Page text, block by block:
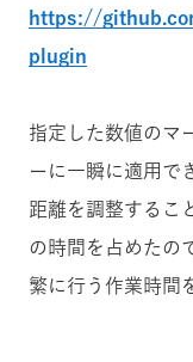
https://
plugin
指定した数値のマ
ーに一瞬に適用で
距離を調整するこ
の時間を占めたの
繁に行う作業時間